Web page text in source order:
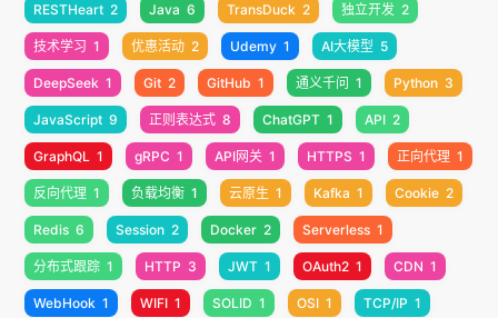
RESTHeart 2 Java 6 TransDuck 2 独立开发 2
技术学习 1 优惠活动 2 Udemy 1 AI大模型 5
DeepSeek 1 Git 2 GitHub 1 通义千问 1 Python 3
JavaScript 9 正则表达式 8 ChatGPT 1 API 2
GraphQL 1 gRPC 1 API网关 1 HTTPS 1 正向代理 1
反向代理 1 负载均衡 1 云原生 1 Kafka 1 Cookie 2
Redis 6 Session 2 Docker 2 Serverless 1
分布式跟踪 1 HTTP 3 JWT 1 OAuth2 1 CDN 1
WebHook 1 WIFI 1 SOLID 1 OSI 1 TCP/IP 1